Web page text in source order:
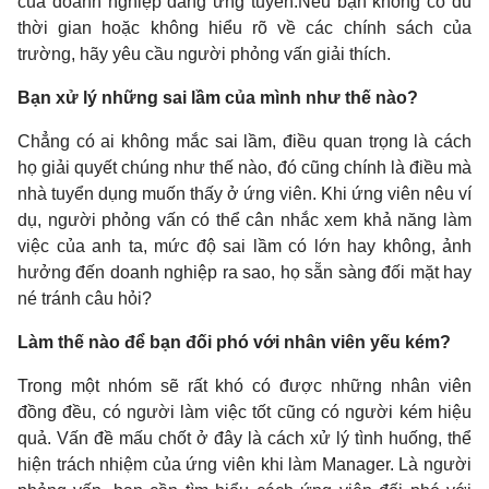
thời gian hoặc không hiểu rõ về các chính sách của
trường, hãy yêu cầu người phỏng vấn giải thích.
Bạn xử lý những sai lầm của mình như thế nào?
Chẳng có ai không mắc sai lầm, điều quan trọng là cách
họ giải quyết chúng như thế nào, đó cũng chính là điều mà
nhà tuyển dụng muốn thấy ở ứng viên. Khi ứng viên nêu ví
dụ, người phỏng vấn có thể cân nhắc xem khả năng làm
việc của anh ta, mức độ sai lầm có lớn hay không, ảnh
hưởng đến doanh nghiệp ra sao, họ sẵn sàng đối mặt hay
né tránh câu hỏi?
Làm thế nào để bạn đối phó với nhân viên yếu kém?
Trong một nhóm sẽ rất khó có được những nhân viên
đồng đều, có người làm việc tốt cũng có người kém hiệu
quả. Vấn đề mấu chốt ở đây là cách xử lý tình huống, thể
hiện trách nhiệm của ứng viên khi làm Manager. Là người